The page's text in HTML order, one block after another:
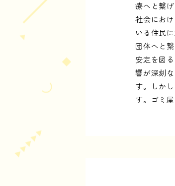
療へと繋
社会にお
いる住民
団体へと
安定を図
響が深刻
す。しか
す。ゴミ